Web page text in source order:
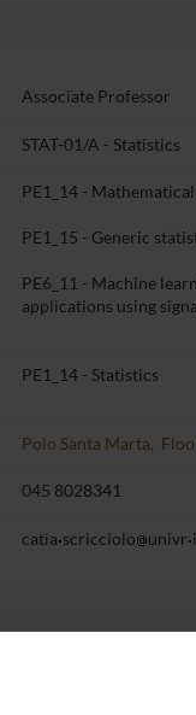
Associate Professor
STAT-01/A - Statistics
PE1_14 -
PE1_15 - Generic
PE6_11 - Machine
applications using
PE1_14 - Statistics
Polo Santa Marta,
045 8028341
catia scricciolo univr